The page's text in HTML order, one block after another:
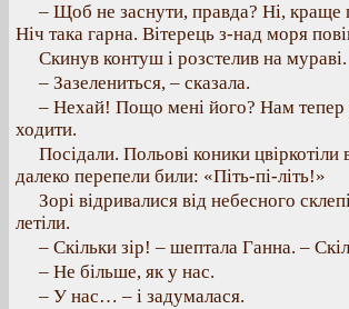
– Щоб не заснути, правда? Ні, краще
Ніч така гарна. Вітерець з-над моря
Скинув контуш і розстелив на мураві.
– Зазелениться, – сказала.
– Нехай! Пощо мені його? Нам тепер
ходити.
Посідали. Польові коники цвіркотіли
далеко перепели били: «Піть-пі-літь!»
Зорі відривалися від небесного
летіли.
– Скільки зір! – шептала Ганна. –
– Не більше, як у нас.
– У нас… – і задумалася.